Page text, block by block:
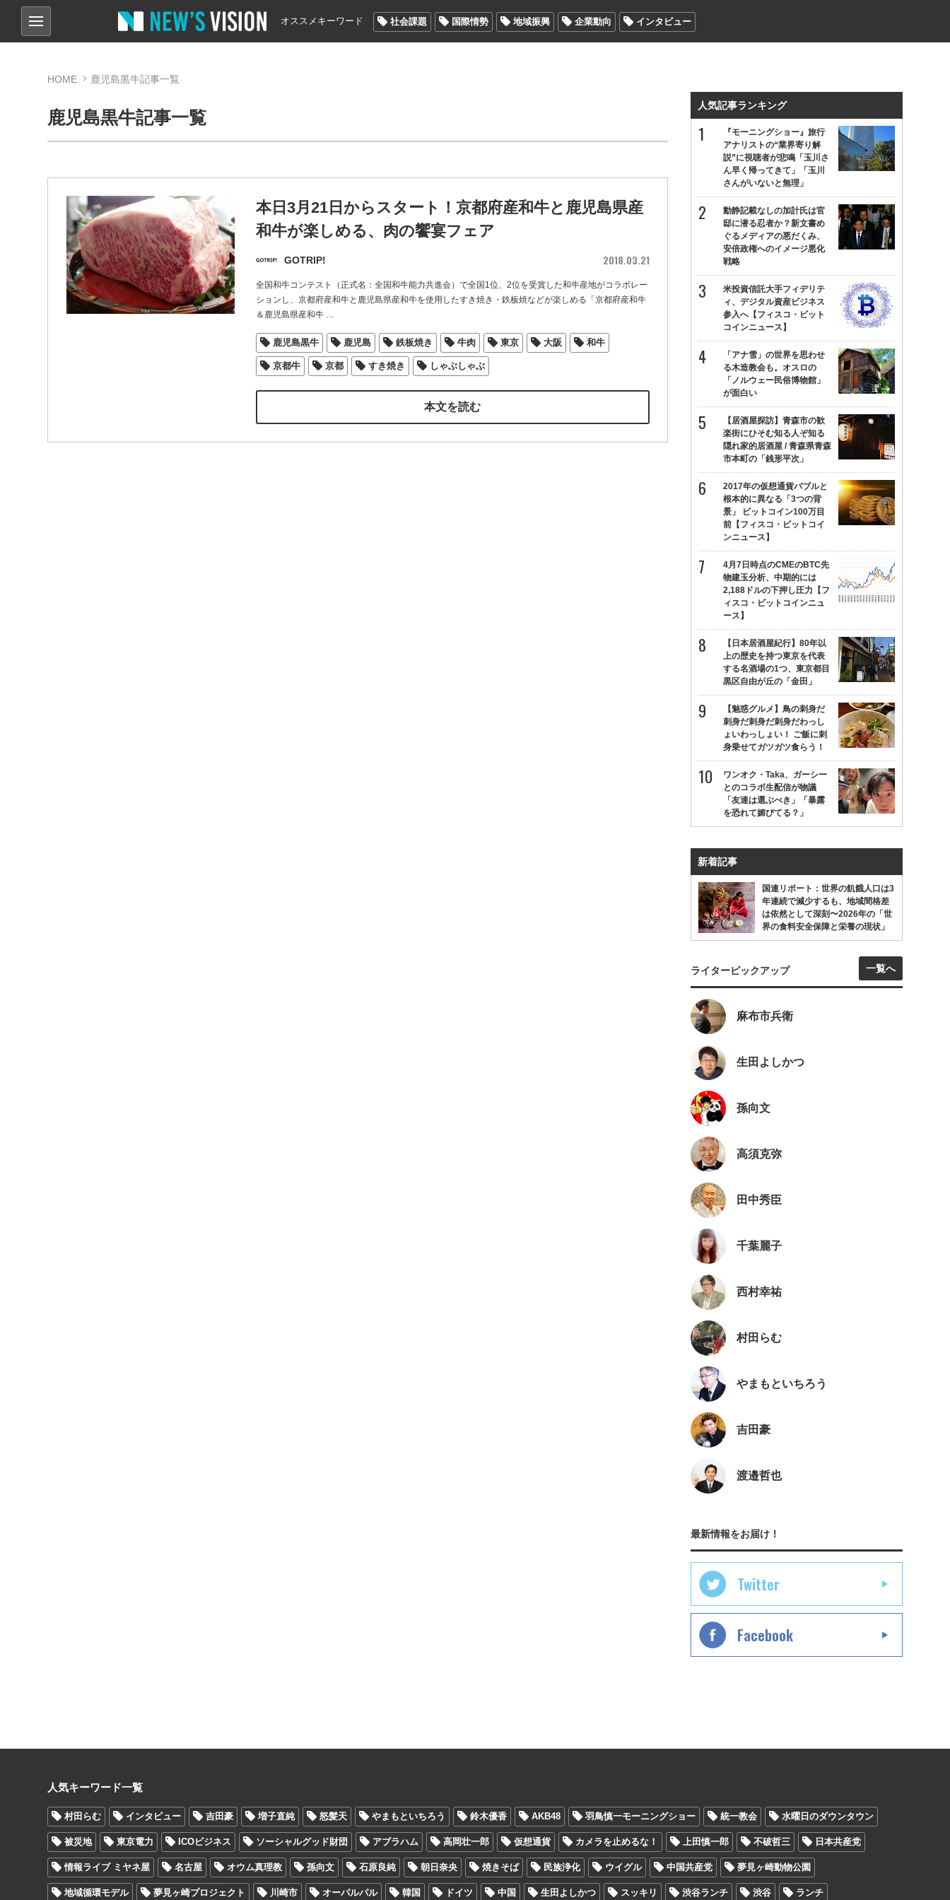
オススメキーワード 社会課題 国際情勢 地域振興 企業動向 インタビュー
HOME 鹿児島黒牛記事一覧
鹿児島黒牛記事一覧
本日3月21日からスタート！京都府産和牛と鹿児島県産
和牛が楽しめる、肉の饗宴フェア
GOTRIP! 2018.03.21
全国和牛コンテスト（正式名：全国和牛能力共進会）で全国1位、2位を受賞した和牛産地がコラボレー
ションし、京都府産和牛と鹿児島県産和牛を使用したすき焼き・鉄板焼などが楽しめる「京都府産和牛
＆鹿児島県産和牛…
鹿児島黒牛 鹿児島 鉄板焼き 牛肉 東京 大阪 和牛
京都牛 京都 すき焼き しゃぶしゃぶ
本文を読む
人気記事ランキング
『モーニングショー』旅行
アナリストの“業界寄り解
説”に視聴者が悲鳴「玉川さ
ん早く帰ってきて」「玉川
さんがいないと無理」
動静記載なしの加計氏は官
邸に潜る忍者か？新文書め
ぐるメディアの悪だくみ、
安倍政権へのイメージ悪化
戦略
米投資信託大手フィデリテ
ィ、デジタル資産ビジネス
参入へ【フィスコ・ビット
コインニュース】
「アナ雪」の世界を思わせ
る木造教会も。オスロの
「ノルウェー民俗博物館」
が面白い
【居酒屋探訪】青森市の歓
楽街にひそむ知る人ぞ知る
隠れ家的居酒屋 / 青森県青森
市本町の「銭形平次」
2017年の仮想通貨バブルと
根本的に異なる「3つの背
景」 ビットコイン100万目
前【フィスコ・ビットコイ
ンニュース】
4月7日時点のCMEのBTC先
物建玉分析、中期的には
2,188ドルの下押し圧力【フ
ィスコ・ビットコインニュ
ース】
【日本居酒屋紀行】80年以
上の歴史を持つ東京を代表
する名酒場の1つ、東京都目
黒区自由が丘の「金田」
【魅惑グルメ】鳥の刺身だ
刺身だ刺身だ刺身だわっし
ょいわっしょい！ ご飯に刺
身乗せてガツガツ食らう！
ワンオク・Taka、ガーシー
とのコラボ生配信が物議
「友達は選ぶべき」「暴露
を恐れて媚びてる？」
新着記事
国連リポート：世界の飢餓人口は3
年連続で減少するも、地域間格差
は依然として深刻〜2026年の「世
界の食料安全保障と栄養の現状」
ライターピックアップ 一覧へ
麻布市兵衛
生田よしかつ
孫向文
高須克弥
田中秀臣
千葉麗子
西村幸祐
村田らむ
やまもといちろう
吉田豪
渡邉哲也
最新情報をお届け！
Twitter
Facebook
人気キーワード一覧
村田らむ インタビュー 吉田豪 増子直純 怒髪天 やまもといちろう 鈴木優香 AKB48 羽鳥慎一モーニングショー 統一教会 水曜日のダウンタウン
被災地 東京電力 ICOビジネス ソーシャルグッド財団 アブラハム 高岡壮一郎 仮想通貨 カメラを止めるな！ 上田慎一郎 不破哲三 日本共産党
情報ライブ ミヤネ屋 名古屋 オウム真理教 孫向文 石原良純 朝日奈央 焼きそば 民族浄化 ウイグル 中国共産党 夢見ヶ崎動物公園
地域循環モデル 夢見ヶ崎プロジェクト 川崎市 オーパルパル 韓国 ドイツ 中国 生田よしかつ スッキリ 渋谷ランチ 渋谷 ランチ